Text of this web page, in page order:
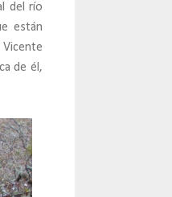
del río
están
Vicente
de él,